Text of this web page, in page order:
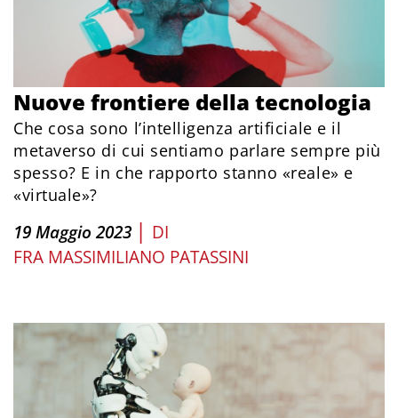
Nuove frontiere della tecnologia
Che cosa sono l’intelligenza artificiale e il
metaverso di cui sentiamo parlare sempre più
spesso? E in che rapporto stanno «reale» e
«virtuale»?
19 Maggio 2023 | DI
FRA MASSIMILIANO PATASSINI